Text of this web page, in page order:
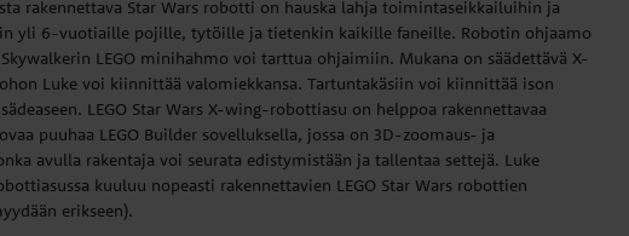
rakennettava Star Wars robotti on hauska lahja toimintaseikkailuihin ja
yli 6-vuotiaille pojille, tytöille ja tietenkin kaikille faneille. Robotin ohjaamo
LEGO minihahmo voi tarttua ohjaimiin. Mukana on säädettävä X-
Luke voi kiinnittää valomiekkansa. Tartuntakäsiin voi kiinnittää ison
LEGO Star Wars X-wing-robottiasu on helppoa rakennettavaa
puuhaa LEGO Builder sovelluksella, jossa on 3D-zoomaus‑ ja
avulla rakentaja voi seurata edistymistään ja tallentaa settejä. Luke
kuuluu nopeasti rakennettavien LEGO Star Wars robottien
erikseen).